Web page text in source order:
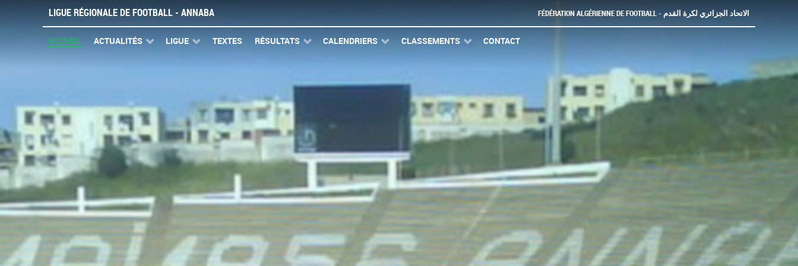
LIGUE RÉGIONALE DE FOOTBALL - ANNABA FÉDÉRATION ALGÉRIENNE DE FOOTBALL - الاتحاد الجزائري لكرة القدم
ACCUEIL ACTUALITÉS LIGUE TEXTES RÉSULTATS CALENDRIERS CLASSEMENTS CONTACT